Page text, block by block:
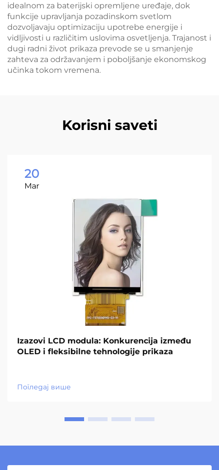
idealnom za baterijski opremljene uređaje, dok
funkcije upravljanja pozadinskom svetlom
dozvoljavaju optimizaciju upotrebe energije i
vidljivosti u različitim uslovima osvetljenja. Trajanost i
dugi radni život prikaza prevode se u smanjenje
zahteva za održavanjem i poboljšanje ekonomskog
učinka tokom vremena.
Korisni saveti
20
Mar
Izazovi LCD modula: Konkurencija između
OLED i fleksibilne tehnologije prikaza
Погледај више